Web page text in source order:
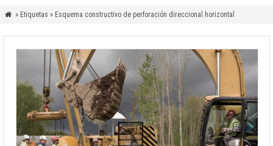
 » Etiquetas » Esquema constructivo de perforación direccional horizontal